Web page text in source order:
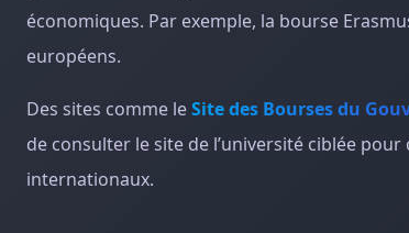
économiques. Par exemple, la bourse
européens.
Des sites comme leSite des Bourses du
de consulter le site de l’université ciblée
internationaux.